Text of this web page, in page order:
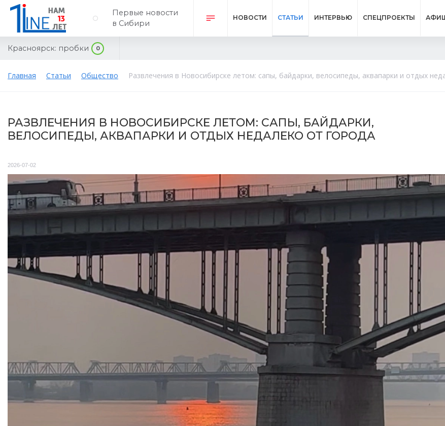
Первые новости
в Сибири
НОВОСТИ СТАТЬИ ИНТЕРВЬЮ СПЕЦПРОЕКТЫ
Красноярск: пробки 0
Главная Статьи Общество Развлечения в Новосибирске летом: сапы, байдарки, велосипеды, аквапарки и отдых
РАЗВЛЕЧЕНИЯ В НОВОСИБИРСКЕ ЛЕТОМ: САПЫ, БАЙДАРКИ,
ВЕЛОСИПЕДЫ, АКВАПАРКИ И ОТДЫХ НЕДАЛЕКО ОТ ГОРОДА
2026-07-02